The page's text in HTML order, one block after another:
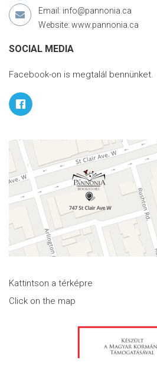
Email: info@pannonia.ca
Website: www.pannonia.ca
SOCIAL MEDIA
Facebook-on is megtalál bennünket.
Kattintson a térképre
Click on the map